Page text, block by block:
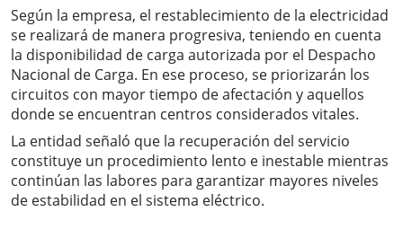
Según la empresa, el restablecimiento de la electricidad
se realizará de manera progresiva, teniendo en cuenta
la disponibilidad de carga autorizada por el Despacho
Nacional de Carga. En ese proceso, se priorizarán los
circuitos con mayor tiempo de afectación y aquellos
donde se encuentran centros considerados vitales.
La entidad señaló que la recuperación del servicio
constituye un procedimiento lento e inestable mientras
continúan las labores para garantizar mayores niveles
de estabilidad en el sistema eléctrico.